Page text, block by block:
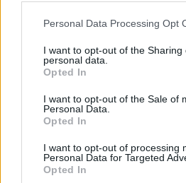
negar su consentimiento. Tenga en
de su consentimiento, pero usted
rechazar tal procesamiento. Sus
cualquier momento entrando de
visitando nuestra política de
Personal Data Processing Opt
I want to opt-out of the Sharing
personal data.
Opted In
I want to opt-out of the Sale of
Personal Data.
Opted In
I want to opt-out of processing
Personal Data for Targeted
Opted In